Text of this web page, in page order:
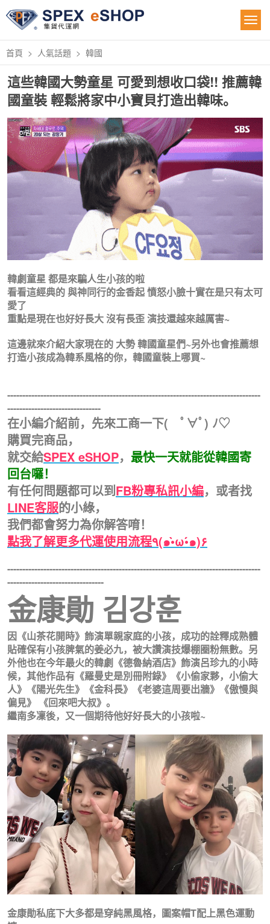
首頁 人氣話題 韓國
這些韓國大勢童星 可愛到想收口袋!! 推薦韓
國童裝 輕鬆將家中小寶貝打造出韓味。
韓劇童星 都是來騙人生小孩的啦
看看這經典的 與神同行的金香起 憤怒小臉十實在是只有太可
愛了
重點是現在也好好長大 沒有長歪 演技還越來越厲害~
這邊就來介紹大家現在的 大勢 韓國童星們~另外也會推薦想
打造小孩成為韓系風格的你，韓國童裝上哪買~
------------------------------------------------------------------------------------
-------------------------------
在小編介紹前，先來工商一下( ﾟ∀ﾟ) ﾉ♡
購買完商品，
就交給SPEX eSHOP， 最快一天就能從韓國寄
回台囉！
有任何問題都可以到FB粉專私訊小編，或者找
LINE客服的小綠，
我們都會努力為你解答唷！
點我了解更多代運使用流程 ٩(๑•̀ω•́๑)۶
------------------------------------------------------------------------------------
--------------------------------
金康勛 김강훈
因《山茶花開時》飾演單親家庭的小孩，成功的詮釋成熟體
貼確保有小孩脾氣的姜必九，被大讚演技爆棚圈粉無數。另
外他也在今年最火的韓劇《德魯納酒店》飾演呂珍九的小時
候，其他作品有《羅曼史是別冊附錄》《小偷家夥，小偷大
人》《陽光先生》《金科長》《老婆這周要出牆》《傲慢與
偏見》 《回來吧大叔》。
繼南多凜後，又一個期待他好好長大的小孩啦~
金康勛私底下大多都是穿純黑風格，圖案帽T配上黑色運動